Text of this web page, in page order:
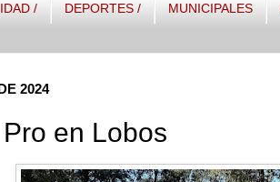
/ DEPORTES / MUNICIPALES
2024
en Lobos